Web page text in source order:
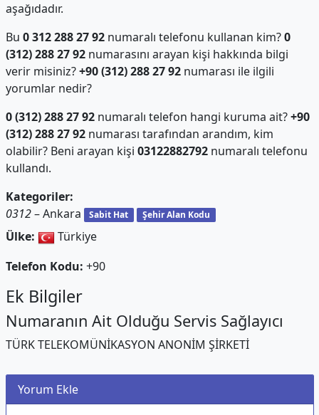
aşağıdadır.
Bu 0 312 288 27 92numaralı telefonu kullanan kim?0
(312) 288 27 92numarasını arayan kişi hakkında bilgi
verir misiniz?+90 (312) 288 27 92numarası ile ilgili
yorumlar nedir?
0 (312) 288 27 92numaralı telefon hangi kuruma ait?+90
(312) 288 27 92numarası tarafından arandım, kim
olabilir? Beni arayan kişi 03122882792numaralı telefonu
kullandı.
Kategoriler:
0312– Ankara Sabit Hat Şehir Alan Kodu
Ülke:
Türkiye
Telefon Kodu: +90
Ek Bilgiler
Numaranın Ait Olduğu Servis Sağlayıcı
TÜRK TELEKOMÜNİKASYON ANONİM ŞİRKETİ
Yorum Ekle